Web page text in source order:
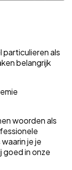
als
belangrijk
woorden als
je je
goed in onze